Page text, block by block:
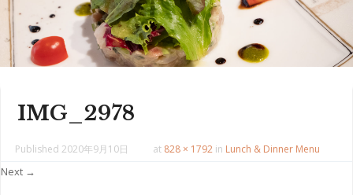
IMG_2978
Published 2020年9月10日 at 828 × 1792 in Lunch & Dinner Menu
Next →